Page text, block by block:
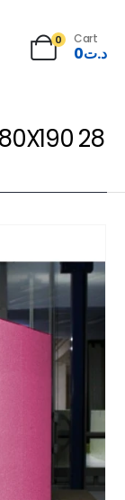
0 Cart
د.ت0
28